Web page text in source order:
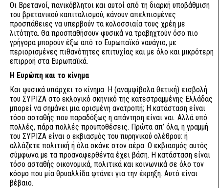
Οι Βρετανοί, πανικόβλητοι και αυτοί από τη διαρκή υποβάθμιση
του βρετανικού καπιταλισμού, κάνουν απελπισμένες
προσπάθειες να υπερβούν τα κολοσσιαία τους χρέη με
λιτότητα. Θα προσπαθήσουν φυσικά να τραβηχτούν όσο πιο
γρήγορα μπορούν έξω από το Ευρωπαϊκό ναυάγιο, με
περιορισμένες πιθανότητες επιτυχίας και με όλο και μικρότερη
επιρροή στα Ευρωπαϊκά.
Η Ευρώπη και το κίνημα
Και φυσικά υπάρχει το κίνημα. Η (αναμφίβολα θετική) εισβολή
του ΣΥΡΙΖΑ στο εκλογικό σκηνικό της κατεστραμμένης Ελλάδας
μπορεί να σημάνει μια ορισμένη ανατροπή; Η κατάσταση είναι
τόσο ασταθής που παραδόξως η απάντηση είναι ναι. Αλλά υπό
πολλές, πάρα πολλές προϋποθέσεις. Πρώτα απ’ όλα, η γραμμή
του ΣΥΡΙΖΑ είναι ο εκβιασμός του πυρηνικού ολέθρου: ή
αλλάζετε πολιτική ή όλα σκάνε στον αέρα. Ο εκβιασμός αυτός
σύμφωνα με τα προαναφερθέντα έχει βάση. Η κατάσταση είναι
τόσο ασταθής οικονομικά, πολιτικά και κοινωνικά σε όλο τον
κόσμο που μία θρυαλλίδα φτάνει για την έκρηξη. Αυτό είναι
βέβαιο.